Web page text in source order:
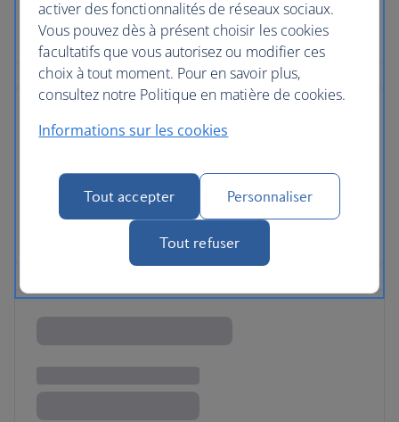
activer des fonctionnalités de réseaux sociaux.
Vous pouvez dès à présent choisir les cookies
facultatifs que vous autorisez ou modifier ces
choix à tout moment. Pour en savoir plus,
consultez notre Politique en matière de cookies.
Informations sur les cookies
Tout accepter Personnaliser
Tout refuser